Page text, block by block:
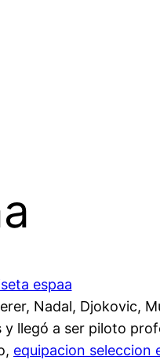
Nadal, Djokovic,
llegó a ser piloto
equipacion seleccion